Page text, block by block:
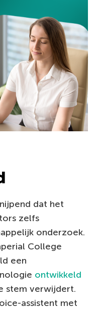
dat het
zelfs
onderzoek.
College
een
ontwikkeld
stem verwijdert.
assistent met